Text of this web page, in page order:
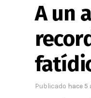
A un
Publicado hace 5